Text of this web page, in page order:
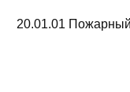
20.01.01 Пожарный